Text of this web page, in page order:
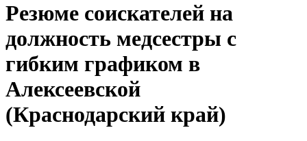
Резюме соискателей на
должность медсестры с
гибким графиком в
Алексеевской
(Краснодарский край)